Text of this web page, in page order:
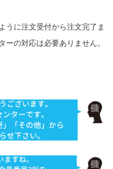
うに注文受付から注文完了ま
ーの対応は必要ありません。